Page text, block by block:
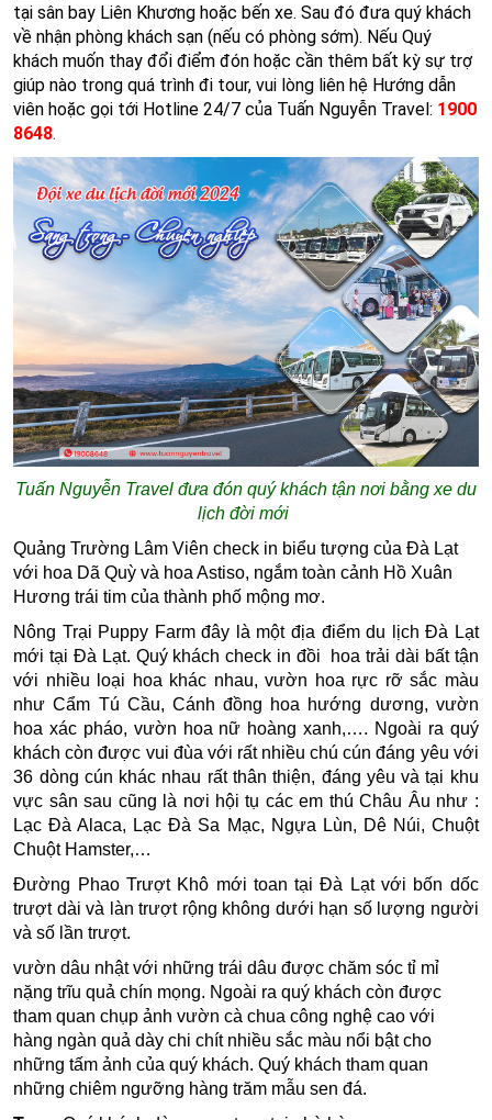
tại sân bay Liên Khương hoặc bến xe. Sau đó đưa quý khách
về nhận phòng khách sạn (nếu có phòng sớm). Nếu Quý
khách muốn thay đổi điểm đón hoặc cần thêm bất kỳ sự trợ
giúp nào trong quá trình đi tour, vui lòng liên hệ Hướng dẫn
viên hoặc gọi tới Hotline 24/7 của Tuấn Nguyễn Travel: 1900
8648.
Tuấn Nguyễn Travel đưa đón quý khách tận nơi bằng xe du
lịch đời mới
Quảng Trường Lâm Viên check in biểu tượng của Đà Lạt
với hoa Dã Quỳ và hoa Astiso, ngắm toàn cảnh Hồ Xuân
Hương trái tim của thành phố mộng mơ.
Nông Trại Puppy Farmđây là một địa điểm du lịch Đà Lạt
mới tại Đà Lạt. Quý khách check in đồi
hoa trải dài bất tận
với nhiều loại hoa khác nhau, vườn hoa rực rỡ sắc màu
như Cẩm Tú Cầu, Cánh đồng hoa hướng dương, vườn
hoa xác pháo, vườn hoa nữ hoàng xanh,…. Ngoài ra quý
khách còn được vui đùa với rất nhiều chú cún đáng yêu với
36 dòng cún khác nhau rất thân thiện, đáng yêu và tại khu
vực sân sau cũng là nơi hội tụ các em thú Châu Âu như :
Lạc Đà Alaca, Lạc Đà Sa Mạc, Ngựa Lùn, Dê Núi, Chuột
Chuột Hamster,…
Đường Phao Trượt Khô mới toan tại Đà Lạt với bốn dốc
trượt dài và làn trượt rộng không dưới hạn số lượng người
và số lần trượt.
vườn dâu nhậtvới những trái dâu được chăm sóc tỉ mỉ
nặng trĩu quả chín mọng. Ngoài ra quý khách còn được
tham quan chụp ảnhvườn cà chua công nghệcao với
hàng ngàn quả dày chi chít nhiều sắc màu nổi bật cho
những tấm ảnh của quý khách. Quý khách tham quan
những chiêm ngưỡng hàng trăm mẫu sen đá.